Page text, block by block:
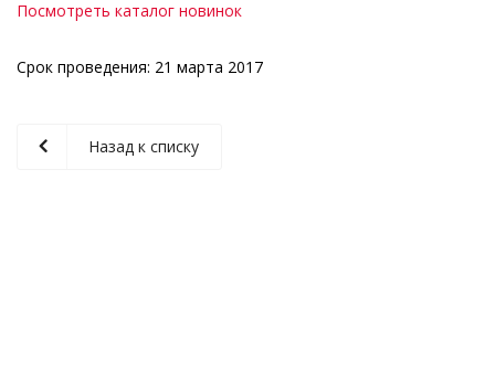
Посмотреть каталог новинок
Срок проведения: 21 марта 2017
Назад к списку